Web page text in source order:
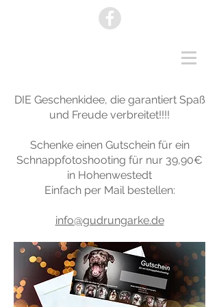
DIE Geschenkidee, die garantiert Spaß
und Freude verbreitet!!!!
Schenke einen Gutschein für ein
Schnappfotoshooting für nur 39,90€
in Hohenwestedt
Einfach per Mail bestellen:
info@gudrungarke.de